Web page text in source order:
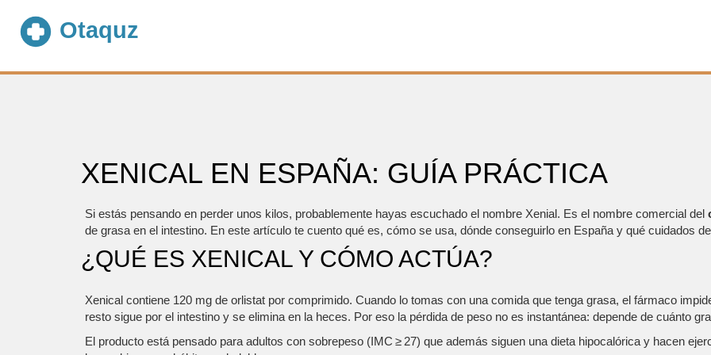
XENICAL EN ESPAÑA: GUÍA PRÁCTICA
Si estás pensando en perder unos kilos, probablemente hayas escuchado el nombre Xenial. Es el nombre comercial del
de grasa en el intestino. En este artículo te cuento qué es, cómo se usa, dónde conseguirlo en España y qué cuidados
¿QUÉ ES XENICAL Y CÓMO ACTÚA?
Xenical contiene 120 mg de orlistat por comprimido. Cuando lo tomas con una comida que tenga grasa, el fármaco
resto sigue por el intestino y se elimina en la heces. Por eso la pérdida de peso no es instantánea: depende de cuánto
El producto está pensado para adultos con sobrepeso (IMC ≥ 27) que además siguen una dieta hipocalórica y hacen